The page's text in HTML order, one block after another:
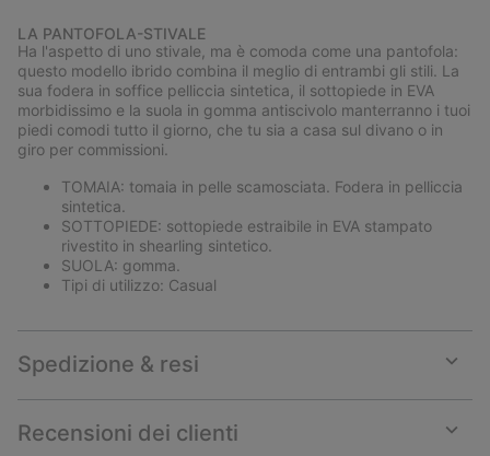
section
LA PANTOFOLA-STIVALE
Ha l'aspetto di uno stivale, ma è comoda come una pantofola:
questo modello ibrido combina il meglio di entrambi gli stili. La
sua fodera in soffice pelliccia sintetica, il sottopiede in EVA
morbidissimo e la suola in gomma antiscivolo manterranno i tuoi
piedi comodi tutto il giorno, che tu sia a casa sul divano o in
giro per commissioni.
TOMAIA: tomaia in pelle scamosciata. Fodera in pelliccia
sintetica.
SOTTOPIEDE: sottopiede estraibile in EVA stampato
rivestito in shearling sintetico.
SUOLA: gomma.
Tipi di utilizzo: Casual
Spedizione & resi
or
Recensioni dei clienti